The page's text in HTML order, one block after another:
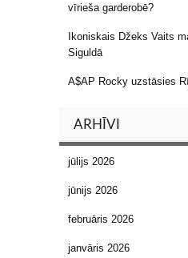
vīrieša garderobē?
Ikoniskais Džeks Vaits
Siguldā
A$AP Rocky uzstāsies
ARHĪVI
jūlijs 2026
jūnijs 2026
februāris 2026
janvāris 2026